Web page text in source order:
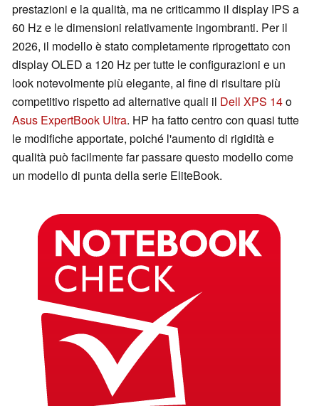
prestazioni e la qualità, ma ne criticammo il display IPS a
60 Hz e le dimensioni relativamente ingombranti. Per il
2026, il modello è stato completamente riprogettato con
display OLED a 120 Hz per tutte le configurazioni e un
look notevolmente più elegante, al fine di risultare più
competitivo rispetto ad alternative quali il Dell XPS 14o
Asus ExpertBook Ultra. HP ha fatto centro con quasi tutte
le modifiche apportate, poiché l'aumento di rigidità e
qualità può facilmente far passare questo modello come
un modello di punta della serie EliteBook.